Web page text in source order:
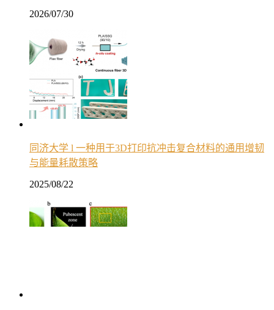
2026/07/30
同济大学 l 一种用于3D打印抗冲击复合材料的通用增韧
与能量耗散策略
2025/08/22